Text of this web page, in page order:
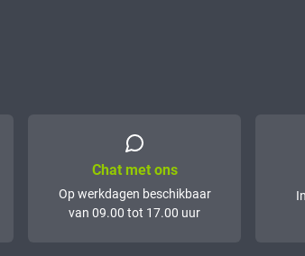
Chat met ons
Op werkdagen beschikbaar
van 09.00 tot 17.00 uur